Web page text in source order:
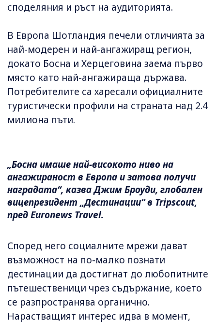
споделяния и ръст на аудиторията.
В Европа Шотландия печели отличията за
най-модерен и най-ангажиращ регион,
докато Босна и Херцеговина заема първо
място като най-ангажираща държава.
Потребителите са харесали официалните
туристически профили на страната над 2.4
милиона пъти.
„Босна имаше най-високото ниво на
ангажираност в Европа и затова получи
наградата“, казва Джим Броуди, глобален
вицепрезидент „Дестинации“ в Tripscout,
пред Euronews Travel.
Според него социалните мрежи дават
възможност на по-малко познати
дестинации да достигнат до любопитните
пътешественици чрез съдържание, което
се разпространява органично.
Нарастващият интерес идва в момент,